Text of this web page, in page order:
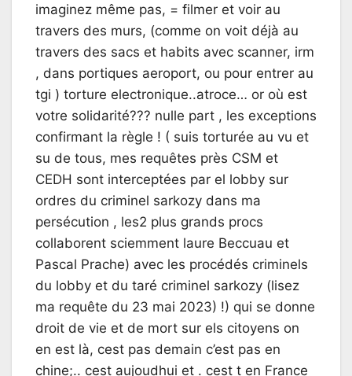
imaginez même pas, = filmer et voir au
travers des murs, (comme on voit déjà au
travers des sacs et habits avec scanner, irm
, dans portiques aeroport, ou pour entrer au
tgi ) torture electronique..atroce… or où est
votre solidarité??? nulle part , les exceptions
confirmant la règle ! ( suis torturée au vu et
su de tous, mes requêtes près CSM et
CEDH sont interceptées par el lobby sur
ordres du criminel sarkozy dans ma
persécution , les2 plus grands procs
collaborent sciemment laure Beccuau et
Pascal Prache) avec les procédés criminels
du lobby et du taré criminel sarkozy (lisez
ma requête du 23 mai 2023) !) qui se donne
droit de vie et de mort sur els citoyens on
en est là, cest pas demain c’est pas en
chine;.. cest aujoudhui et . cest t en France